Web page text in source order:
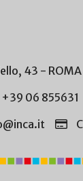
43 - ROMA
06 855631